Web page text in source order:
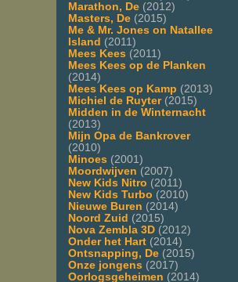
Marathon, De (2012)
Masters, De (2015)
Me & Mr. Jones on Natallee
Island (2011)
Mees Kees (2011)
Mees Kees op de Planken
(2014)
Mees Kees op Kamp (2013)
Michiel de Ruyter(2015)
Midden in de Winternacht
(2013)
Mijn Opa de Bankrover
(2010)
Minoes (2001)
Moordwijven (2007)
New Kids Nitro (2011)
New Kids Turbo (2010)
Nieuwe Buren (2014)
Noord Zuid (2015)
Nova Zembla 3D (2012)
Onder het Hart (2014)
Ontsnapping, De (2015)
Onze jongens (2017)
Oorlogsgeheimen (2014)